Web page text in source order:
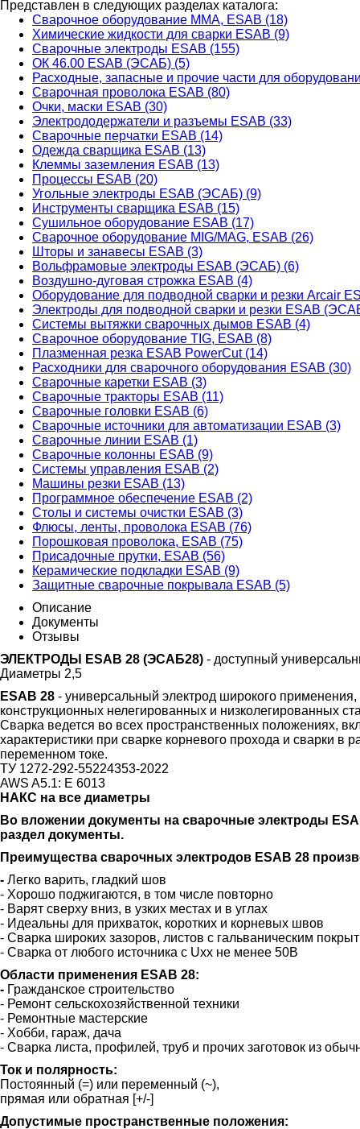
Представлен в следующих разделах каталога:
Сварочное оборудование ММА, ESAB (18)
Химические жидкости для сварки ESAB (9)
Сварочные электроды ESAB (155)
ОК 46.00 ESAB (ЭСАБ) (5)
Расходные, запасные и прочие части для
Сварочная проволока ESAB (80)
Очки, маски ESAB (30)
Электрододержатели и разъемы ESAB (33)
Сварочные перчатки ESAB (14)
Одежда сварщика ESAB (13)
Клеммы заземления ESAB (13)
Процессы ESAB (20)
Угольные электроды ESAB (ЭСАБ) (9)
Инструменты сварщика ESAB (15)
Сушильное оборудование ESAB (17)
Сварочное оборудование MIG/MAG, ESAB (26)
Шторы и занавесы ESAB (3)
Вольфрамовые электроды ESAB (ЭСАБ) (6)
Воздушно-дуговая строжка ESAB (4)
Оборудование для подводной сварки и резки Arcair
Электроды для подводной сварки и резки ESAB
Системы вытяжки сварочных дымов ESAB (4)
Сварочное оборудование TIG, ESAB (8)
Плазменная резка ESAB PowerCut (14)
Расходники для сварочного оборудования ESAB (30)
Сварочные каретки ESAB (3)
Сварочные тракторы ESAB (11)
Сварочные головки ESAB (6)
Сварочные источники для автоматизации ESAB (3)
Сварочные линии ESAB (1)
Сварочные колонны ESAB (9)
Системы управления ESAB (2)
Машины резки ESAB (13)
Программное обеспечение ESAB (2)
Столы и системы очистки ESAB (3)
Флюсы, ленты, проволока ESAB (76)
Порошковая проволока, ESAB (75)
Присадочные прутки, ESAB (56)
Керамические подкладки ESAB (9)
Защитные сварочные покрывала ESAB (5)
Описание
Документы
Отзывы
ЭЛЕКТРОДЫ ESAB 28 (ЭСАБ28) - доступный
Диаметры 2,5
ESAB 28 - универсальный электрод широкого
конструкционных нелегированных и низколегированных
Сварка ведется во всех пространственных положениях,
характеристики при сварке корневого прохода и сварки в
переменном токе.
ТУ 1272-292-55224353-2022
AWS A5.1: E 6013
НАКС на все диаметры
Во вложении документы на сварочные электроды
раздел документы.
Преимущества сварочных электродов ESAB 28
- Легко варить, гладкий шов
- Хорошо поджигаются, в том числе повторно
- Варят сверху вниз, в узких местах и в углах
- Идеальны для прихваток, коротких и корневых швов
- Сварка широких зазоров, листов с гальваническим
- Cварка от любого источника с Uхх не менее 50В
Области применения ESAB 28:
- Гражданское строительство
- Ремонт сельскохозяйственной техники
- Ремонтные мастерские
- Хобби, гараж, дача
- Сварка листа, профилей, труб и прочих заготовок из
Ток и полярность:
Постоянный (=) или переменный (~),
прямая или обратная [+/-]
Допустимые пространственные положения: